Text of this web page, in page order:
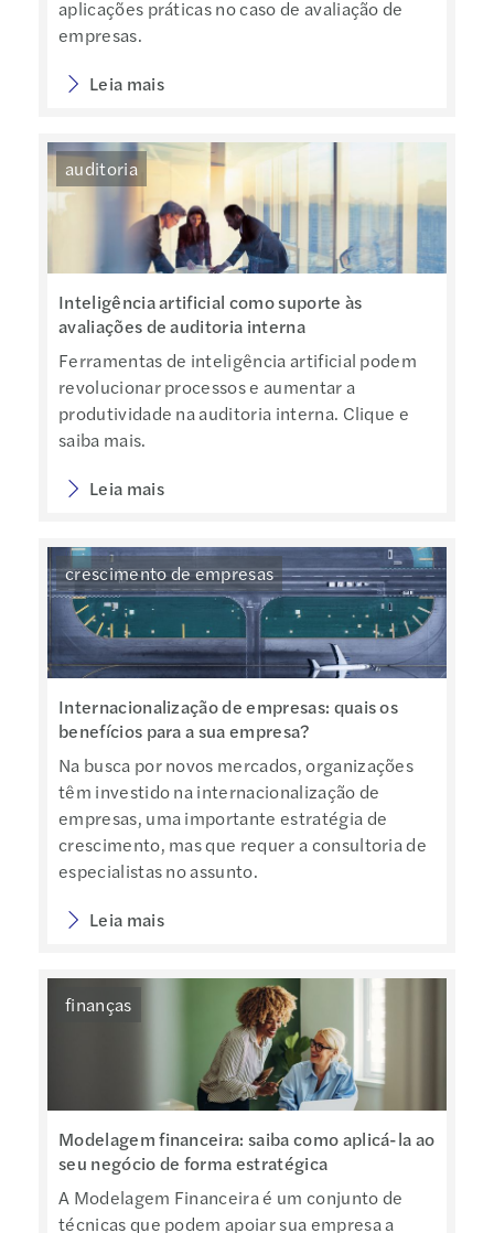
aplicações práticas no caso de avaliação de
empresas.
Leia mais
auditoria
Inteligência artificial como suporte às
avaliações de auditoria interna
Ferramentas de inteligência artificial podem
revolucionar processos e aumentar a
produtividade na auditoria interna. Clique e
saiba mais.
Leia mais
crescimento de empresas
Internacionalização de empresas: quais os
benefícios para a sua empresa?
Na busca por novos mercados, organizações
têm investido na internacionalização de
empresas, uma importante estratégia de
crescimento, mas que requer a consultoria de
especialistas no assunto.
Leia mais
finanças
Modelagem financeira: saiba como aplicá-la ao
seu negócio de forma estratégica
A Modelagem Financeira é um conjunto de
técnicas que podem apoiar sua empresa a